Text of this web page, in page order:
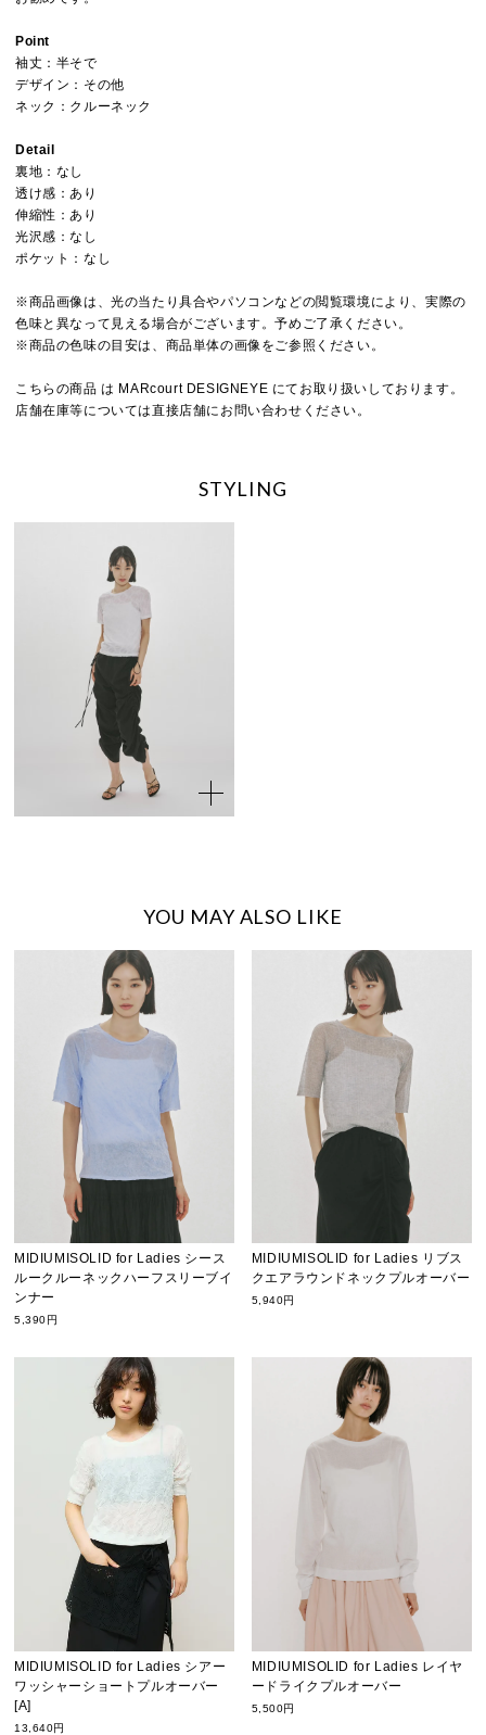
Point
袖丈：半そで
デザイン：その他
ネック：クルーネック
Detail
裏地：なし
透け感：あり
伸縮性：あり
光沢感：なし
ポケット：なし
※商品画像は、光の当たり具合やパソコンなどの閲覧環境により、実際の
色味と異なって見える場合がございます。予めご了承ください。
※商品の色味の目安は、商品単体の画像をご参照ください。
こちらの商品 は MARcourt DESIGNEYE にてお取り扱いしております。
店舗在庫等については直接店舗にお問い合わせください。
STYLING
YOU MAY ALSO LIKE
MIDIUMISOLID for Ladies シース
ルークルーネックハーフスリーブイ
ンナー
5,390円
MIDIUMISOLID for Ladies リブス
クエアラウンドネックプルオーバー
5,940円
MIDIUMISOLID for Ladies シアー
ワッシャーショートプルオーバー
[A]
13,640円
MIDIUMISOLID for Ladies レイヤ
ードライクプルオーバー
5,500円